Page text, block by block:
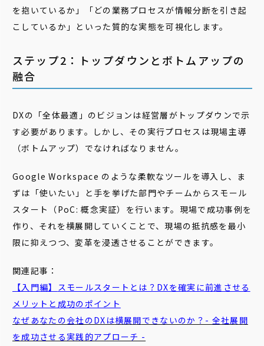
を抱いているか」「どの業務プロセスが情報分断を引き起
こしているか」といった質的な実態を可視化します。
ステップ2：トップダウンとボトムアップの
融合
DXの「全体最適」のビジョンは経営層がトップダウンで示
す必要があります。しかし、その実行プロセスは現場主導
（ボトムアップ）でなければなりません。
Google Workspace のような柔軟なツールを導入し、ま
ずは「使いたい」と手を挙げた部門やチームからスモール
スタート（PoC: 概念実証）を行います。現場で成功事例を
作り、それを横展開していくことで、現場の抵抗感を最小
限に抑えつつ、変革を浸透させることができます。
関連記事：
【入門編】 スモールスタート とは？DXを確実に前進させる
メリットと成功のポイント
なぜあなたの会社のDXは横展開できないのか？- 全社展開
を成功させる実践的アプローチ -